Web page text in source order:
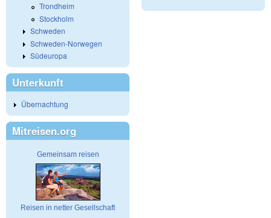
Trondheim
Stockholm
Schweden
Schweden-Norwegen
Südeuropa
Unterkunft
Übernachtung
Mitreisen.org
Gemeinsam reisen
Reisen in netter Gesellschaft